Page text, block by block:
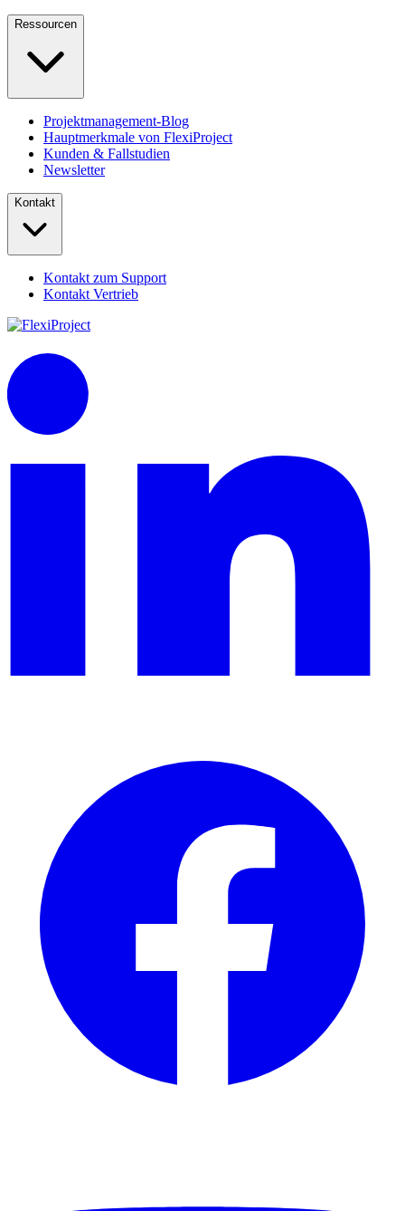
Ressourcen
Projektmanagement-Blog
Hauptmerkmale von FlexiProject
Kunden & Fallstudien
Newsletter
Kontakt
Kontakt zum Support
Kontakt Vertrieb